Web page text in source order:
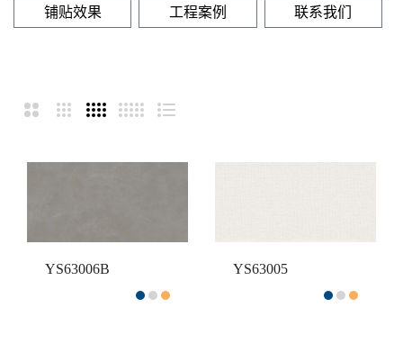
铺贴效果 工程案例 联系我们
YS63006B YS63005